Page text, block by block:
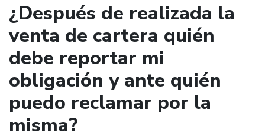
¿Después de realizada la
venta de cartera quién
debe reportar mi
obligación y ante quién
puedo reclamar por la
misma?